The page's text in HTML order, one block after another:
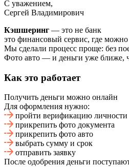
C уважением,
Сергей Владимирович
Кэшшеринг — это не банк
это финансовый сервис, где
Мы сделали процесс проще: без
Фото авто — и деньги уже ближе,
Как это работает
Получить деньги можно онлайн
Для оформления нужно:
пройти верификацию личности
прикрепить фото документа
прикрепить фото авто
выбрать сумму и срок
отправить заявку
После одобрения деньги